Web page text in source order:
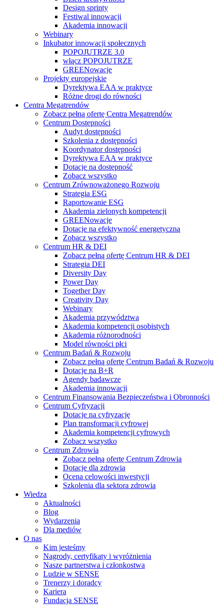
Design sprinty
Festiwal innowacji
Akademia innowacji
Webinary
Inkubator innowacji społecznych
POPOJUTRZE 3.0
włącz POPOJUTRZE
GREENowacje
Projekty europejskie
Dyrektywa EAA w praktyce
Różne drogi do równości
Centra Megatrendów
Zobacz pełną ofertę Centra Megatrendów
Centrum Dostępności
Audyt dostępności
Szkolenia z dostępności
Koordynator dostępności
Dyrektywa EAA w praktyce
Dotacje na dostępność
Zobacz wszystko
Centrum Zrównoważonego Rozwoju
Strategia ESG
Raportowanie ESG
Akademia zielonych kompetencji
GREENowacje
Dotacje na efektywność energetyczną
Zobacz wszystko
Centrum HR & DEI
Zobacz pełną ofertę Centrum HR & DEI
Strategia DEI
Diversity Day
Power Day
Together Day
Creativity Day
Webinary
Akademia przywództwa
Akademia kompetencji osobistych
Akademia różnorodności
Model równości płci
Centrum Badań & Rozwoju
Zobacz pełną ofertę Centrum Badań & Rozwoju
Dotacje na B+R
Agendy badawcze
Akademia innowacji
Centrum Finansowania Bezpieczeństwa i Obronności
Centrum Cyfryzacji
Dotacje na cyfryzację
Plan transformacji cyfrowej
Akademia kompetencji cyfrowych
Zobacz wszystko
Centrum Zdrowia
Zobacz pełną ofertę Centrum Zdrowia
Dotacje dla zdrowia
Ocena celowości inwestycji
Szkolenia dla sektora zdrowia
Wiedza
Aktualności
Blog
Wydarzenia
Dla mediów
O nas
Kim jesteśmy
Nagrody, certyfikaty i wyróżnienia
Nasze partnerstwa i członkostwa
Ludzie w SENSE
Trenerzy i doradcy
Kariera
Fundacja SENSE